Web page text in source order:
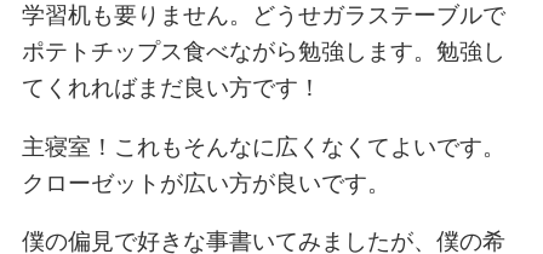
学習机も要りません。どうせガラステーブルで
ポテトチップス食べながら勉強します。勉強し
てくれればまだ良い方です！
主寝室！これもそんなに広くなくてよいです。
クローゼットが広い方が良いです。
僕の偏見で好きな事書いてみましたが、僕の希